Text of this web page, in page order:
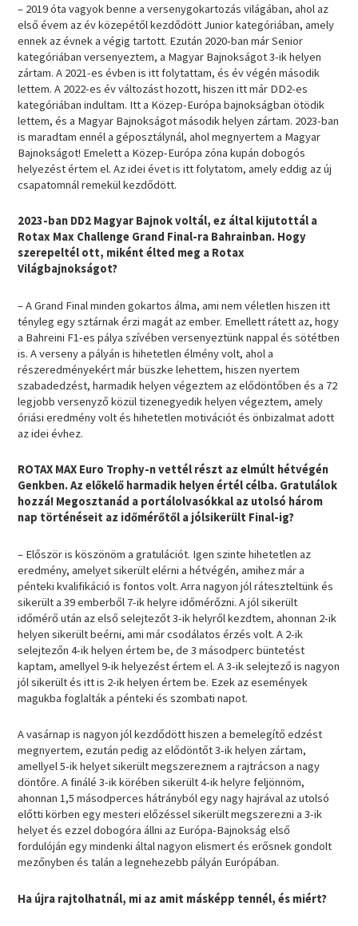
– 2019 óta vagyok benne a versenygokartozás világában, ahol az
első évem az év közepétől kezdődött Junior kategóriában, amely
ennek az évnek a végig tartott. Ezután 2020-ban már Senior
kategóriában versenyeztem, a Magyar Bajnokságot 3-ik helyen
zártam. A 2021-es évben is itt folytattam, és év végén második
lettem. A 2022-es év változást hozott, hiszen itt már DD2-es
kategóriában indultam. Itt a Közep-Európa bajnokságban ötödik
lettem, és a Magyar Bajnokságot második helyen zártam. 2023-ban
is maradtam ennél a géposztálynál, ahol megnyertem a Magyar
Bajnokságot! Emelett a Közep-Európa zóna kupán dobogós
helyezést értem el. Az idei évet is itt folytatom, amely eddig az új
csapatomnál remekül kezdődött.
2023-ban DD2 Magyar Bajnok voltál, ez által kijutottál a
Rotax Max Challenge Grand Final-ra Bahrainban. Hogy
szerepeltél ott, miként élted meg a Rotax
Világbajnokságot?
– A Grand Final minden gokartos álma, ami nem véletlen hiszen itt
tényleg egy sztárnak érzi magát az ember. Emellett rátett az, hogy
a Bahreini F1-es pálya szívében versenyeztünk nappal és sötétben
is. A verseny a pályán is hihetetlen élmény volt, ahol a
részeredményekért már büszke lehettem, hiszen nyertem
szabadedzést, harmadik helyen végeztem az elődöntőben és a 72
legjobb versenyző közül tizenegyedik helyen végeztem, amely
óriási eredmény volt és hihetetlen motivációt és önbizalmat adott
az idei évhez.
ROTAX MAX Euro Trophy-n vettél részt az elmúlt hétvégén
Genkben. Az előkelő harmadik helyen értél célba. Gratulálok
hozzá! Megosztanád a portálolvasókkal az utolsó három
nap történéseit az időmérőtől a jólsikerült Final-ig?
– Először is köszönöm a gratulációt. Igen szinte hihetetlen az
eredmény, amelyet sikerült elérni a hétvégén, amihez már a
pénteki kvalifikáció is fontos volt. Arra nagyon jól ráteszteltünk és
sikerült a 39 emberből 7-ik helyre időmérőzni. A jól sikerült
időmérő után az első selejtezőt 3-ik helyről kezdtem, ahonnan 2-ik
helyen sikerült beérni, ami már csodálatos érzés volt. A 2-ik
selejtezőn 4-ik helyen értem be, de 3 másodperc büntetést
kaptam, amellyel 9-ik helyezést értem el. A 3-ik selejtező is nagyon
jól sikerült és itt is 2-ik helyen értem be. Ezek az események
magukba foglalták a pénteki és szombati napot.
A vasárnap is nagyon jól kezdődött hiszen a bemelegítő edzést
megnyertem, ezután pedig az elődöntőt 3-ik helyen zártam,
amellyel 5-ik helyet sikerült megszereznem a rajtrácson a nagy
döntőre. A finálé 3-ik körében sikerült 4-ik helyre feljönnöm,
ahonnan 1,5 másodperces hátrányból egy nagy hajrával az utolsó
előtti körben egy mesteri előzéssel sikerült megszerezni a 3-ik
helyet és ezzel dobogóra állni az Európa-Bajnokság első
fordulóján egy mindenki által nagyon elismert és erősnek gondolt
mezőnyben és talán a legnehezebb pályán Európában.
Ha újra rajtolhatnál, mi az amit másképp tennél, és miért?